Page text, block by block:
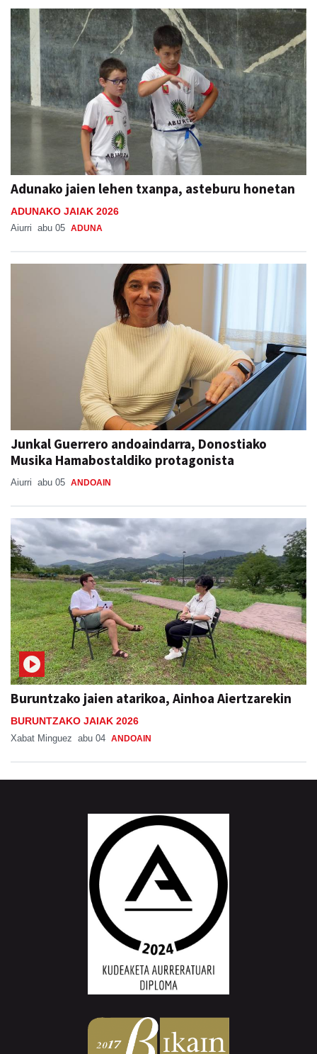
Adunako jaien lehen txanpa, asteburu honetan
ADUNAKO JAIAK 2026
Aiurri abu 05 ADUNA
Junkal Guerrero andoaindarra, Donostiako
Musika Hamabostaldiko protagonista
Aiurri abu 05 ANDOAIN
Buruntzako jaien atarikoa, Ainhoa Aiertzarekin
BURUNTZAKO JAIAK 2026
Xabat Minguez abu 04 ANDOAIN